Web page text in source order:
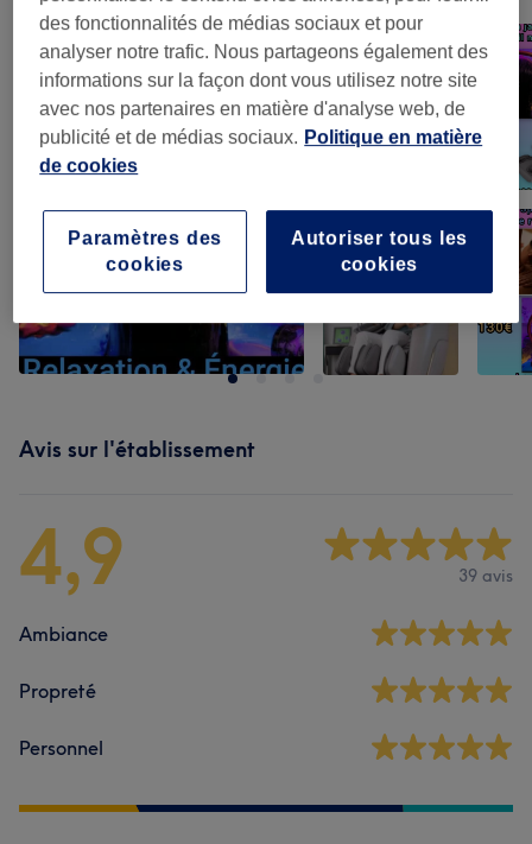
Appuyez sur l'image pour voir plus de détails
Avis sur l'établissement
4,9 39 avis
Ambiance
Propreté
Personnel
des fonctionnalités de médias sociaux et pour
analyser notre trafic. Nous partageons également des
informations sur la façon dont vous utilisez notre site
avec nos partenaires en matière d'analyse web, de
publicité et de médias sociaux. Politique en matière
de cookies
Autoriser tous les
cookies
Paramètres des
cookies